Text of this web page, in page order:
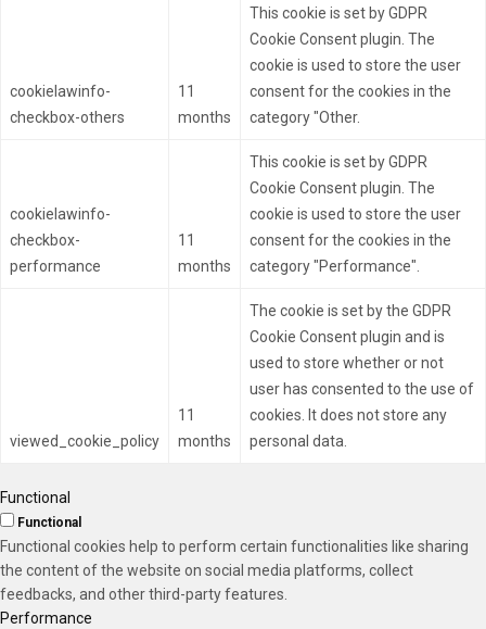
cookielawinfo-
checkbox-others
11
months
This cookie is set by GDPR
Cookie Consent plugin. The
cookie is used to store the user
consent for the cookies in the
category "Other.
cookielawinfo-
checkbox-
performance
11
months
This cookie is set by GDPR
Cookie Consent plugin. The
cookie is used to store the user
consent for the cookies in the
category "Performance".
viewed_cookie_policy
11
months
The cookie is set by the GDPR
Cookie Consent plugin and is
used to store whether or not
user has consented to the use of
cookies. It does not store any
personal data.
Functional
Functional
Functional cookies help to perform certain functionalities like sharing
the content of the website on social media platforms, collect
feedbacks, and other third-party features.
Performance